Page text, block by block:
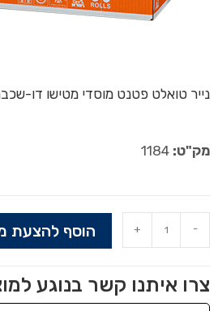
נייר טואלט פטנט מוסדי מטישו דו-שכבתי 100 מטר ארוז:
מק"ט: 1184
-
+ הוסף להצעת
צרו איתנו קשר בנוגע